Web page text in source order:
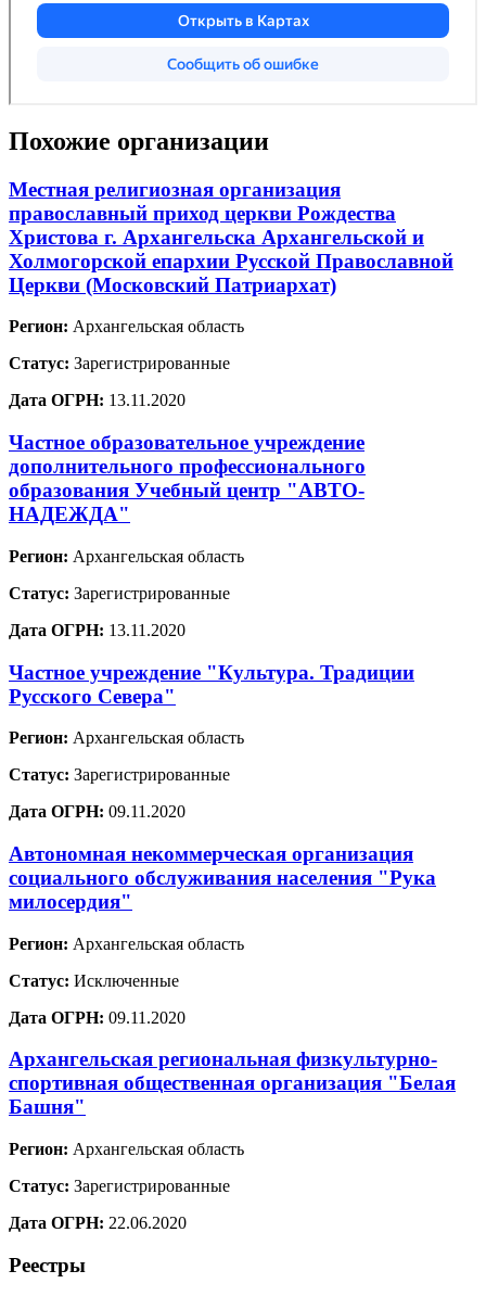
Похожие организации
Местная религиозная организация
православный приход церкви Рождества
Христова г. Архангельска Архангельской и
Холмогорской епархии Русской Православной
Церкви (Московский Патриархат)
Регион: Архангельская область
Статус: Зарегистрированные
Дата ОГРН: 13.11.2020
Частное образовательное учреждение
дополнительного профессионального
образования Учебный центр "АВТО-
НАДЕЖДА"
Регион: Архангельская область
Статус: Зарегистрированные
Дата ОГРН: 13.11.2020
Частное учреждение "Культура. Традиции
Русского Севера"
Регион: Архангельская область
Статус: Зарегистрированные
Дата ОГРН: 09.11.2020
Автономная некоммерческая организация
социального обслуживания населения "Рука
милосердия"
Регион: Архангельская область
Статус: Исключенные
Дата ОГРН: 09.11.2020
Архангельская региональная физкультурно-
спортивная общественная организация "Белая
Башня"
Регион: Архангельская область
Статус: Зарегистрированные
Дата ОГРН: 22.06.2020
Реестры